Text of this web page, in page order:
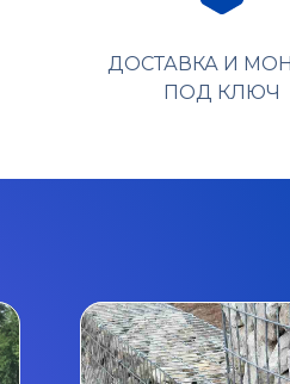
ДОСТАВКА И
ПОД КЛЮЧ